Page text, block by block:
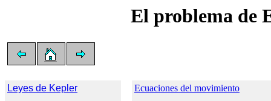
El problema de
Leyes de Kepler
Ecuaciones del movimiento